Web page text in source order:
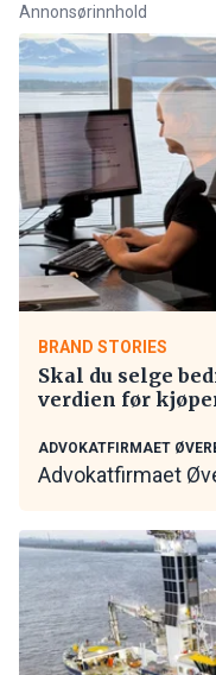
Annonsørinnhold
BRAND STORIES
Skal du selge
verdien før
ADVOKATFIRMAET
Advokatfirmaet